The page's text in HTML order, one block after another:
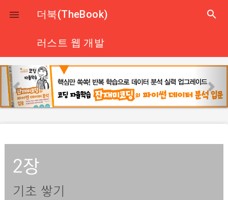
close
 더북(TheBook) search
러스트 웹 개발
p
r
e
o
u
s
e
x
2장
기초 쌓기